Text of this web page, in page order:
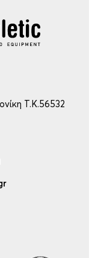
Τ.Κ.56532